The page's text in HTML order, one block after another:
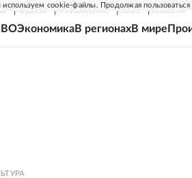
cookie-файлы. Продолжая пользоваться
РОДИНА ПРИЛОЖЕНИЯ СОЮЗ НОВОСТИ
ЭкономикаВ регионахВ мире